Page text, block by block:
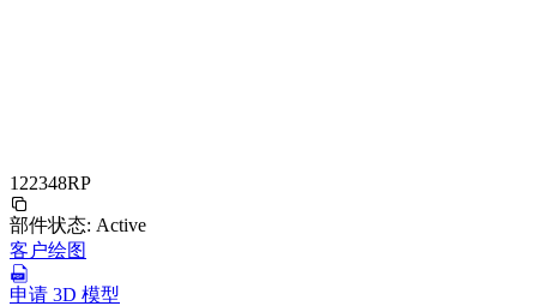
122348RP
部件状态: Active
客户绘图
申请 3D 模型